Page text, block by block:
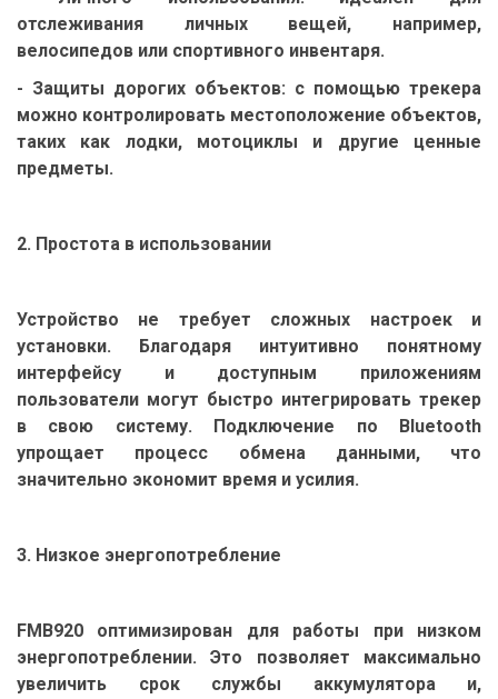
отслеживания личных вещей, например,
велосипедов или спортивного инвентаря.
- Защиты дорогих объектов: с помощью трекера
можно контролировать местоположение объектов,
таких как лодки, мотоциклы и другие ценные
предметы.
2. Простота в использовании
Устройство не требует сложных настроек и
установки. Благодаря интуитивно понятному
интерфейсу и доступным приложениям
пользователи могут быстро интегрировать трекер
в свою систему. Подключение по Bluetooth
упрощает процесс обмена данными, что
значительно экономит время и усилия.
3. Низкое энергопотребление
FMB920 оптимизирован для работы при низком
энергопотреблении. Это позволяет максимально
увеличить срок службы аккумулятора и,